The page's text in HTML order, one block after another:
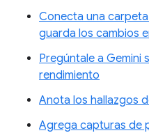
Conecta una
guarda los cambios
Pregúntale a Gemini
rendimiento
Anota los hallazgos
Agrega capturas de